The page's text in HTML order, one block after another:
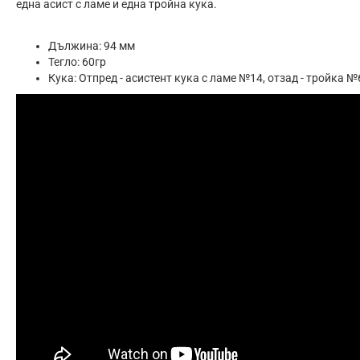
една асист с ламе и една тройна кука.
Дължина: 94 мм
Тегло: 60гр
Кука: Отпред - асистент кука с ламе №14, отзад - тройка